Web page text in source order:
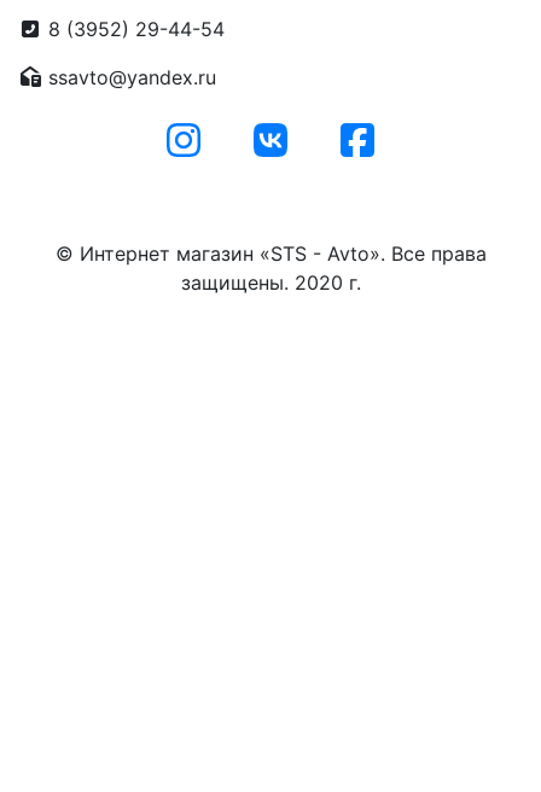
8 (3952) 29-44-54
ssavto@yandex.ru
© Интернет магазин «STS - Avto». Все права
защищены. 2020 г.